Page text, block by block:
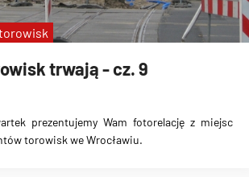
trwają - cz. 9
prezentujemy Wam fotorelację z miejsc
torowisk we Wrocławiu.